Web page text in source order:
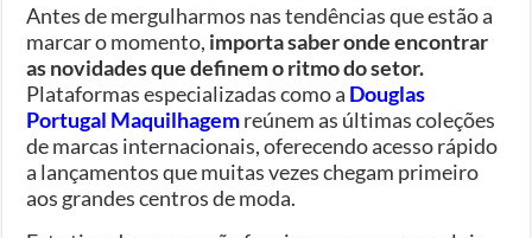
Antes de mergulharmos nas tendências que estão a
marcar o momento, importa saber onde encontrar
as novidades que definem o ritmo do setor.
Plataformas especializadas como a Douglas
Portugal Maquilhagemreúnem as últimas coleções
de marcas internacionais, oferecendo acesso rápido
a lançamentos que muitas vezes chegam primeiro
aos grandes centros de moda.